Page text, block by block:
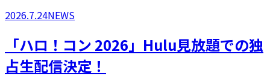
2026.7.24NEWS
「ハロ！コン 2026」Hulu見放題での独
占生配信決定！